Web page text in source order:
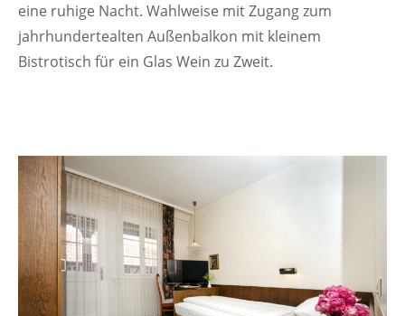
eine ruhige Nacht. Wahlweise mit Zugang zum
jahrhundertealten Außenbalkon mit kleinem
Bistrotisch für ein Glas Wein zu Zweit.